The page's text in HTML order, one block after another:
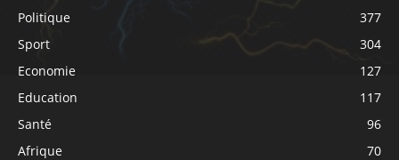
Politique
377
Sport
304
Economie
127
Education
117
Santé
96
Afrique
70